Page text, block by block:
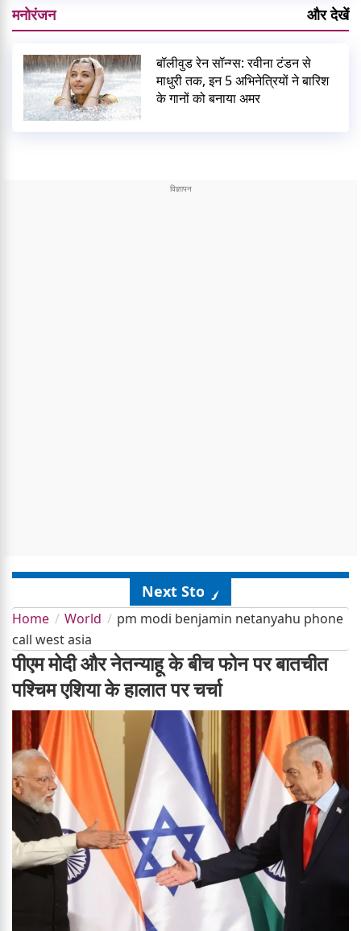
मनोरंजन और देखें
बॉलीवुड रेन सॉन्ग्स: रवीना टंडन से
माधुरी तक, इन 5 अभिनेत्रियों ने बारिश
के गानों को बनाया अमर
Next Story
Home World
pm modi benjamin netanyahu phone
call west asia
पीएम मोदी और नेतन्याहू के बीच फोन पर बातचीत
पश्चिम एशिया के हालात पर चर्चा